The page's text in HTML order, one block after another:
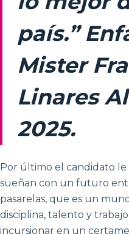
país.”
Mister
Linares
2025.
Por último el candidato
sueñan con un futuro
pasarelas, que es un
disciplina, talento y
incursionar en un